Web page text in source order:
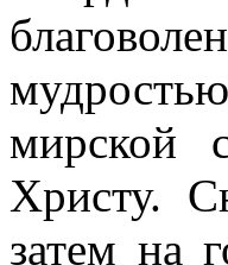
мирской
Христу.
затем на